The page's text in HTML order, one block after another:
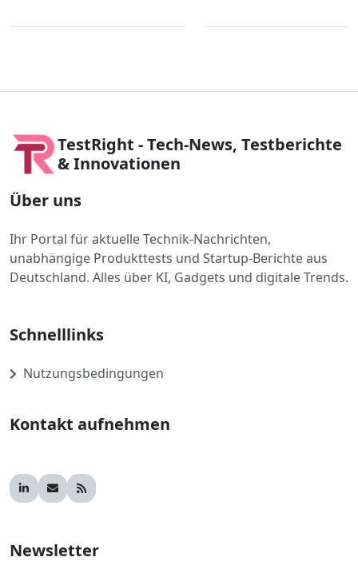
TestRight - Tech-News, Testberichte
& Innovationen
Über uns
Ihr Portal für aktuelle Technik-Nachrichten,
unabhängige Produkttests und Startup-Berichte aus
Deutschland. Alles über KI, Gadgets und digitale Trends.
Schnelllinks
Nutzungsbedingungen
Kontakt aufnehmen
Newsletter